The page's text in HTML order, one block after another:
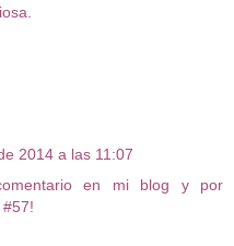
2014 a las 11:07
en mi blog y por